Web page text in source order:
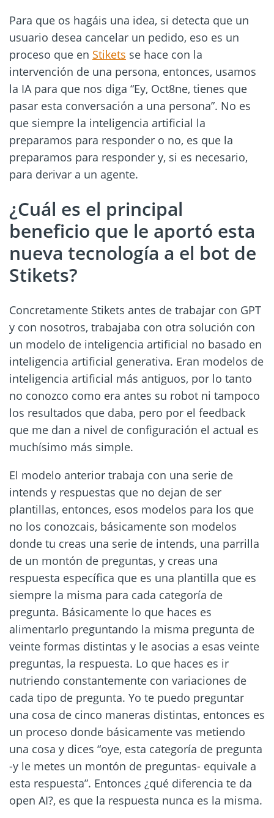
Para que os hagáis una idea, si detecta que un
usuario desea cancelar un pedido, eso es un
proceso que en Stikets se hace con la
intervención de una persona, entonces, usamos
la IA para que nos diga “Ey, Oct8ne, tienes que
pasar esta conversación a una persona”. No es
que siempre la inteligencia artificial la
preparamos para responder o no, es que la
preparamos para responder y, si es necesario,
para derivar a un agente.
¿Cuál es el principal
beneficio que le aportó esta
nueva tecnología a el bot de
Stikets?
Concretamente Stikets antes de trabajar con GPT
y con nosotros, trabajaba con otra solución con
un modelo de inteligencia artificial no basado en
inteligencia artificial generativa. Eran modelos de
inteligencia artificial más antiguos, por lo tanto
no conozco como era antes su robot ni tampoco
los resultados que daba, pero por el feedback
que me dan a nivel de configuración el actual es
muchísimo más simple.
El modelo anterior trabaja con una serie de
intends y respuestas que no dejan de ser
plantillas, entonces, esos modelos para los que
no los conozcais, básicamente son modelos
donde tu creas una serie de intends, una parrilla
de un montón de preguntas, y creas una
respuesta específica que es una plantilla que es
siempre la misma para cada categoría de
pregunta. Básicamente lo que haces es
alimentarlo preguntando la misma pregunta de
veinte formas distintas y le asocias a esas veinte
preguntas, la respuesta. Lo que haces es ir
nutriendo constantemente con variaciones de
cada tipo de pregunta. Yo te puedo preguntar
una cosa de cinco maneras distintas, entonces es
un proceso donde básicamente vas metiendo
una cosa y dices “oye, esta categoría de pregunta
-y le metes un montón de preguntas- equivale a
esta respuesta”. Entonces ¿qué diferencia te da
open AI?, es que la respuesta nunca es la misma.